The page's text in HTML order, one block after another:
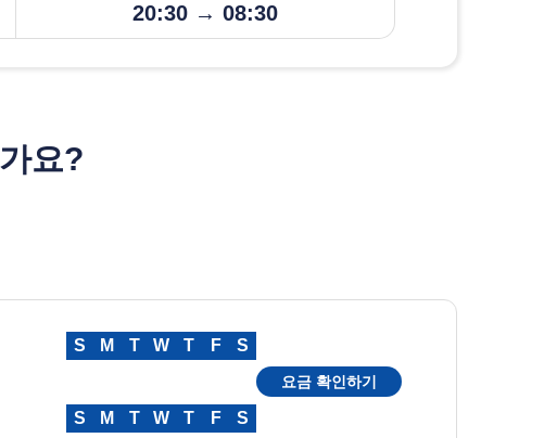
20:30 → 08:30
요?
S M T W T F S
S M T W T F S
요금 확인하기